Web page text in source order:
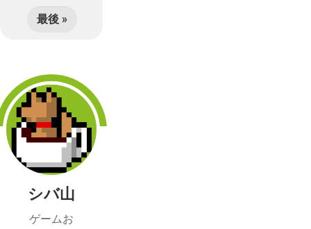
最後 »
シバ山
ゲームお